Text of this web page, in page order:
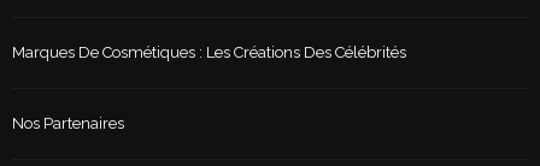
Marques De Cosmétiques : Les Créations Des Célébrités
Nos Partenaires